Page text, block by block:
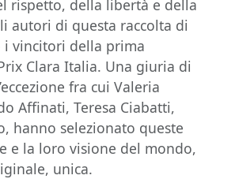
rispetto, della libertà e della
autori di questa raccolta di
i vincitori della prima
Clara Italia. Una giuria di
fra cui Valeria
Affinati, Teresa Ciabatti,
hanno selezionato queste
e la loro visione del mondo,
unica.